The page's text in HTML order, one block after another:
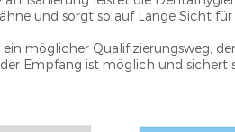
und sorgt so auf Lange Sicht
möglicher Qualifizierungsweg,
Empfang ist möglich und